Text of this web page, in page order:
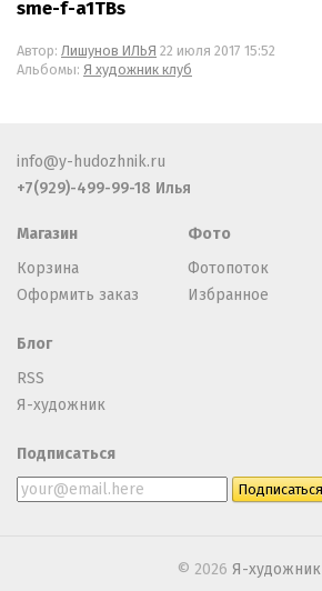
sme-f-a1TBs
Автор: Лишунов ИЛЬЯ 22 июля 2017 15:52
Альбомы: Я художник клуб
info@y-hudozhnik.ru
+7(929)-499-99-18 Илья
Магазин
Корзина
Оформить заказ
Фото
Фотопоток
Избранное
Блог
RSS
Я-художник
Подписаться
© 2026 Я-художник